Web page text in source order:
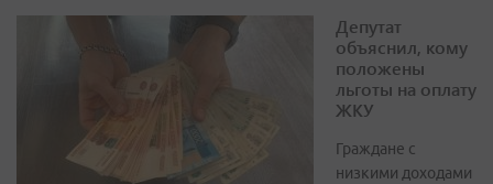
Депутат
объяснил, кому
положены
льготы на оплату
ЖКУ
Граждане с
низкими доходами